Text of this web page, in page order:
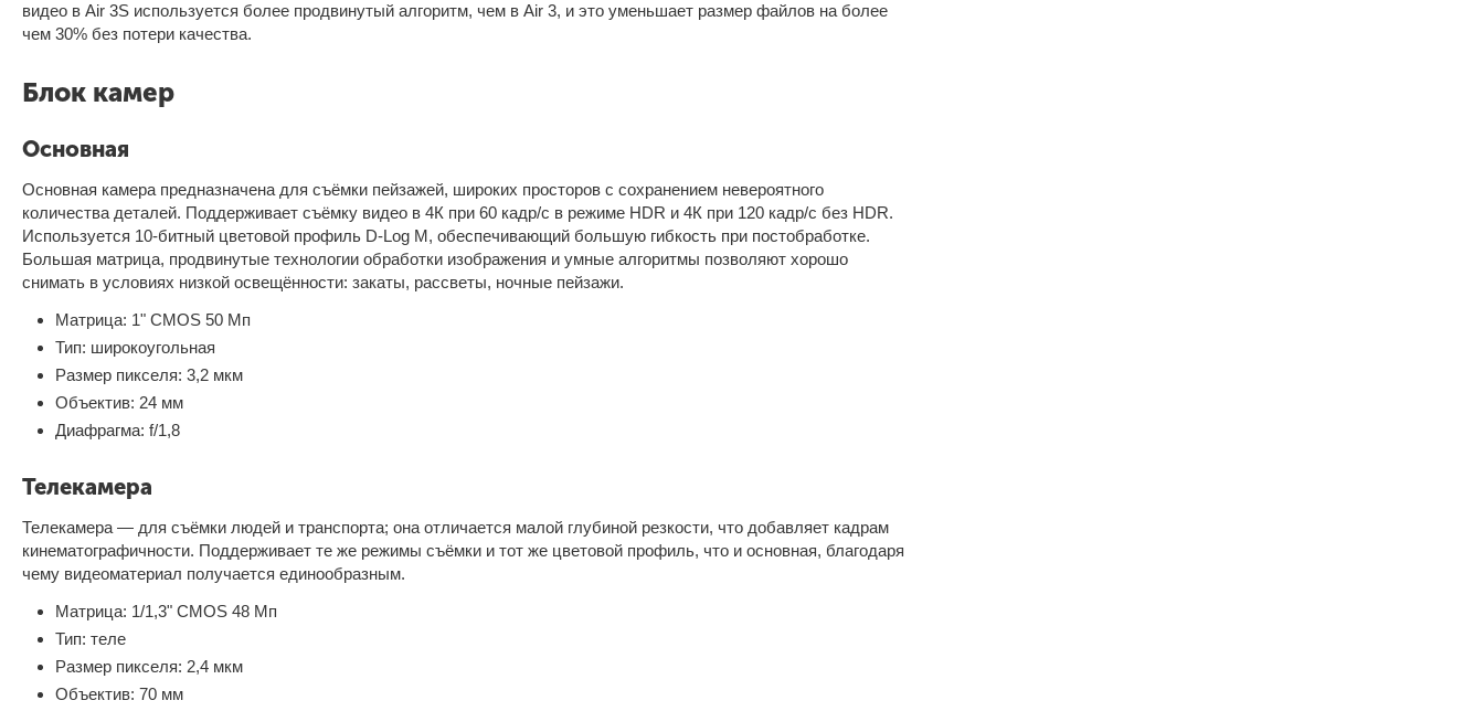
видео в Air 3S используется более продвинутый алгоритм, чем в Air 3, и это уменьшает размер файлов на более
чем 30% без потери качества.
Блок камер
Основная
Основная камера предназначена для съёмки пейзажей, широких просторов с сохранением невероятного
количества деталей. Поддерживает съёмку видео в 4К при 60 кадр/с в режиме HDR и 4К при 120 кадр/с без HDR.
Используется 10-битный цветовой профиль D-Log M, обеспечивающий большую гибкость при постобработке.
Большая матрица, продвинутые технологии обработки изображения и умные алгоритмы позволяют хорошо
снимать в условиях низкой освещённости: закаты, рассветы, ночные пейзажи.
Матрица: 1" CMOS 50 Мп
Тип: широкоугольная
Размер пикселя: 3,2 мкм
Объектив: 24 мм
Диафрагма: f/1,8
Телекамера
Телекамера — для съёмки людей и транспорта; она отличается малой глубиной резкости, что добавляет кадрам
кинематографичности. Поддерживает те же режимы съёмки и тот же цветовой профиль, что и основная, благодаря
чему видеоматериал получается единообразным.
Матрица: 1/1,3" CMOS 48 Мп
Тип: теле
Размер пикселя: 2,4 мкм
Объектив: 70 мм